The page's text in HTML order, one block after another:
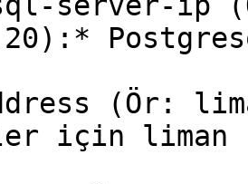
(Ör:
için liman